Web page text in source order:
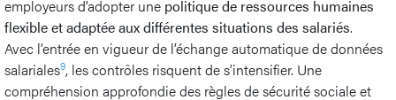
employeurs d’adopter une politique de ressources humaines
flexible et adaptée aux différentes situations des salariés.
Avec l’entrée en vigueur de l’échange automatique de données
salariales9, les contrôles risquent de s’intensifier. Une
compréhension approfondie des règles de sécurité sociale et